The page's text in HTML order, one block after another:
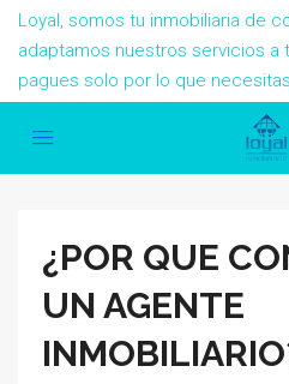
Loyal, somos tu inmobiliaria de
adaptamos nuestros servicios a
pagues solo por lo que
¿POR QUE
UN AGENTE